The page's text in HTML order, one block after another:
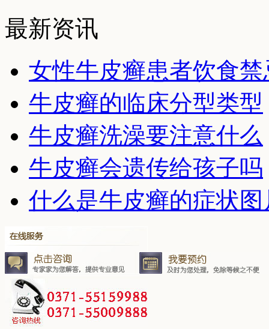
最新资讯
女性牛皮癣患者饮食禁
牛皮癣的临床分型类型
牛皮癣洗澡要注意什么
牛皮癣会遗传给孩子吗
什么是牛皮癣的症状图